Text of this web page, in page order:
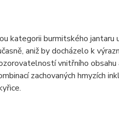
burmitského jantaru
aniž by docházelo k
vnitřního obsahu
zachovaných hmyzích